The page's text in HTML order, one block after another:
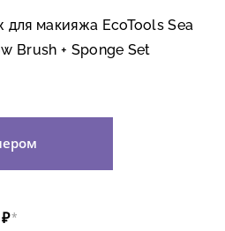
макияжа EcoTools Sea
Brush + Sponge Set
*